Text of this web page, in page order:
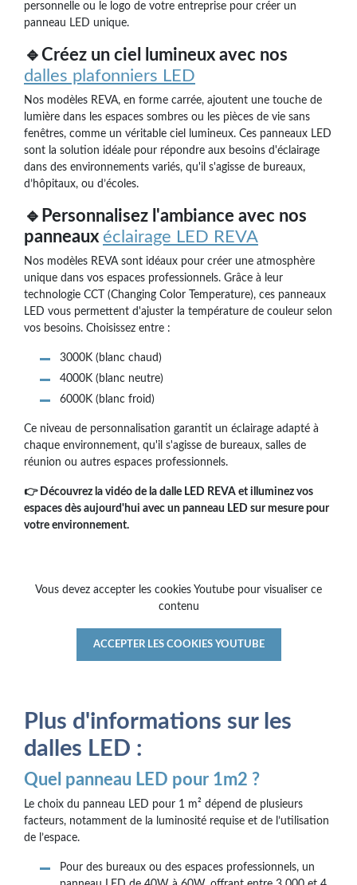
personnelle ou le logo de votre entreprise pour créer un
panneau LED unique.
🔹Créez un ciel lumineux avec nos
dalles plafonniers LED
Nos modèles REVA, en forme carrée, ajoutent une touche de
lumière dans les espaces sombres ou les pièces de vie sans
fenêtres, comme un véritable ciel lumineux. Ces panneaux LED
sont la solution idéale pour répondre aux besoins d'éclairage
dans des environnements variés, qu'il s'agisse de bureaux,
d’hôpitaux, ou d’écoles.
🔹Personnalisez l'ambiance avec nos
panneaux éclairage LED REVA
Nos modèles REVA sont idéaux pour créer une atmosphère
unique dans vos espaces professionnels. Grâce à leur
technologie CCT (Changing Color Temperature), ces panneaux
LED vous permettent d'ajuster la température de couleur selon
vos besoins. Choisissez entre :
3000K (blanc chaud)
4000K (blanc neutre)
6000K (blanc froid)
Ce niveau de personnalisation garantit un éclairage adapté à
chaque environnement, qu'il s'agisse de bureaux, salles de
réunion ou autres espaces professionnels.
👉 Découvrez la vidéo de la dalle LED REVA et illuminez vos
espaces dès aujourd'hui avec un panneau LED sur mesure pour
votre environnement.
Vous devez accepter les cookies Youtube pour visualiser ce
contenu
ACCEPTER LES COOKIES YOUTUBE
Plus d'informations sur les
dalles LED :
Quel panneau LED pour 1m2 ?
Le choix du panneau LED pour 1 m² dépend de plusieurs
facteurs, notamment de la luminosité requise et de l’utilisation
de l’espace.
Pour des bureaux ou des espaces professionnels, un